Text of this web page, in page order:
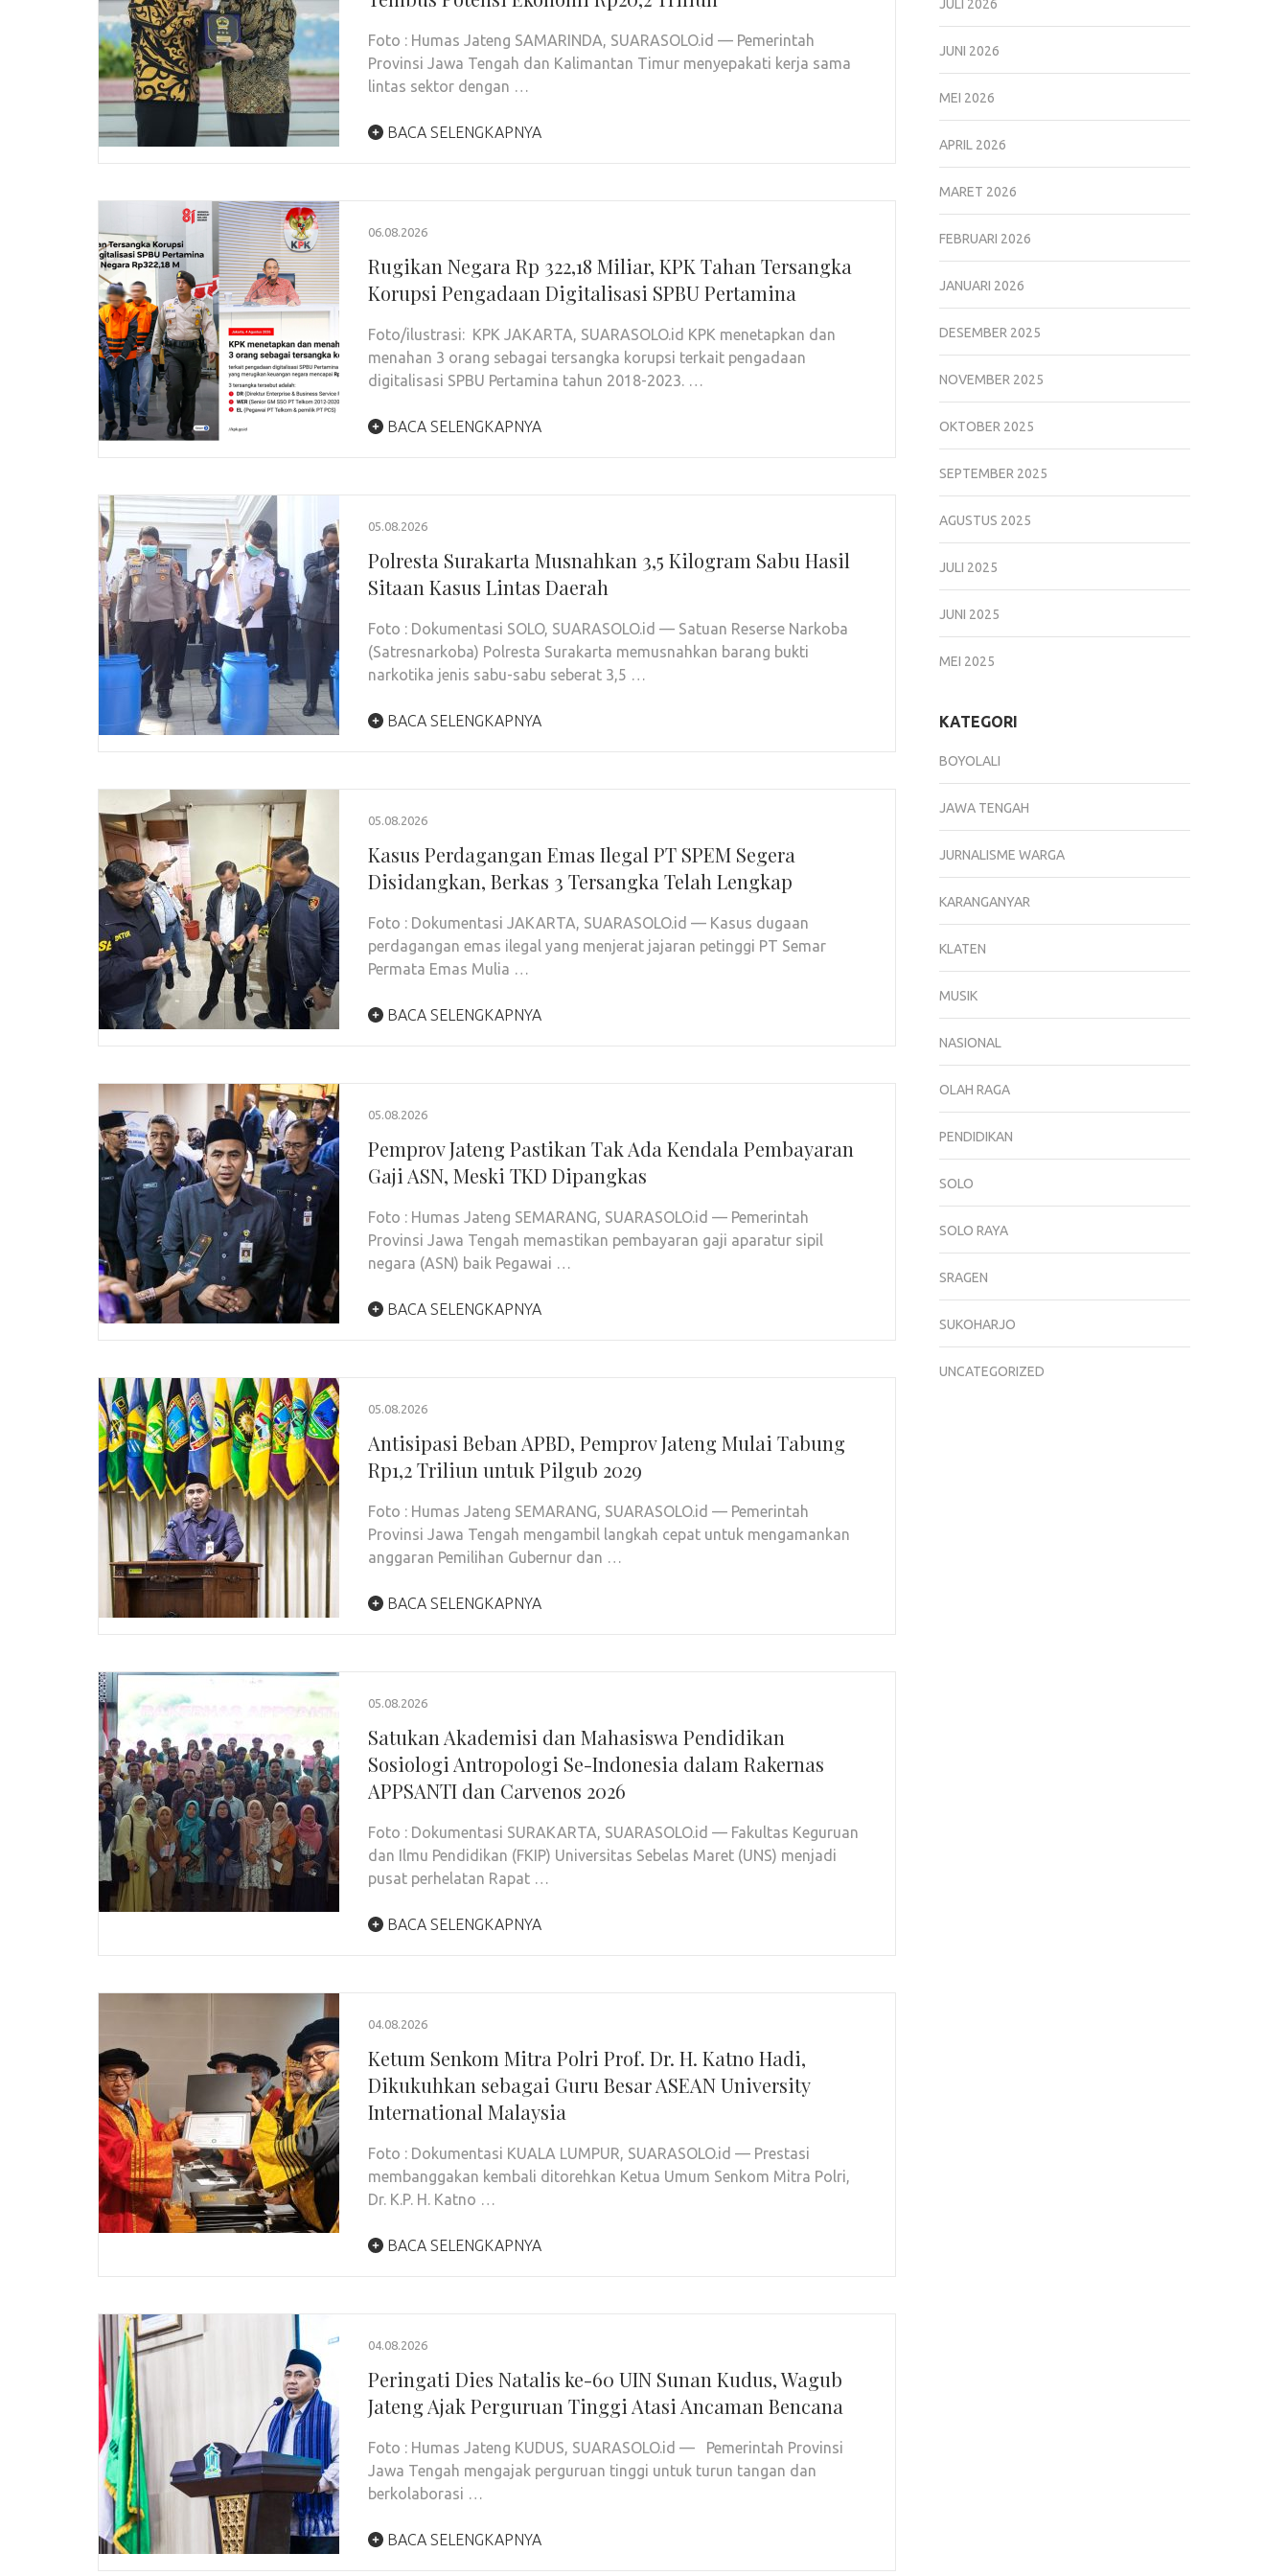
Foto : Humas Jateng SAMARINDA, SUARASOLO.id — Pemerintah
Provinsi Jawa Tengah dan Kalimantan Timur menyepakati kerja sama
lintas sektor dengan …
BACA SELENGKAPNYA
06.08.2026
Rugikan Negara Rp 322,18 Miliar, KPK Tahan Tersangka
Korupsi Pengadaan Digitalisasi SPBU Pertamina
Foto/ilustrasi: KPK JAKARTA, SUARASOLO.id KPK menetapkan dan
menahan 3 orang sebagai tersangka korupsi terkait pengadaan
digitalisasi SPBU Pertamina tahun 2018-2023. …
BACA SELENGKAPNYA
05.08.2026
Polresta Surakarta Musnahkan 3,5 Kilogram Sabu Hasil
Sitaan Kasus Lintas Daerah
Foto : Dokumentasi SOLO, SUARASOLO.id — Satuan Reserse Narkoba
(Satresnarkoba) Polresta Surakarta memusnahkan barang bukti
narkotika jenis sabu-sabu seberat 3,5 …
BACA SELENGKAPNYA
05.08.2026
Kasus Perdagangan Emas Ilegal PT SPEM Segera
Disidangkan, Berkas 3 Tersangka Telah Lengkap
Foto : Dokumentasi JAKARTA, SUARASOLO.id — Kasus dugaan
perdagangan emas ilegal yang menjerat jajaran petinggi PT Semar
Permata Emas Mulia …
BACA SELENGKAPNYA
05.08.2026
Pemprov Jateng Pastikan Tak Ada Kendala Pembayaran
Gaji ASN, Meski TKD Dipangkas
Foto : Humas Jateng SEMARANG, SUARASOLO.id — Pemerintah
Provinsi Jawa Tengah memastikan pembayaran gaji aparatur sipil
negara (ASN) baik Pegawai …
BACA SELENGKAPNYA
05.08.2026
Antisipasi Beban APBD, Pemprov Jateng Mulai Tabung
Rp1,2 Triliun untuk Pilgub 2029
Foto : Humas Jateng SEMARANG, SUARASOLO.id — Pemerintah
Provinsi Jawa Tengah mengambil langkah cepat untuk mengamankan
anggaran Pemilihan Gubernur dan …
BACA SELENGKAPNYA
05.08.2026
Satukan Akademisi dan Mahasiswa Pendidikan
Sosiologi Antropologi Se-Indonesia dalam Rakernas
APPSANTI dan Carvenos 2026
Foto : Dokumentasi SURAKARTA, SUARASOLO.id — Fakultas Keguruan
dan Ilmu Pendidikan (FKIP) Universitas Sebelas Maret (UNS) menjadi
pusat perhelatan Rapat …
BACA SELENGKAPNYA
04.08.2026
Ketum Senkom Mitra Polri Prof. Dr. H. Katno Hadi,
Dikukuhkan sebagai Guru Besar ASEAN University
International Malaysia
Foto : Dokumentasi KUALA LUMPUR, SUARASOLO.id — Prestasi
membanggakan kembali ditorehkan Ketua Umum Senkom Mitra Polri,
Dr. K.P. H. Katno …
BACA SELENGKAPNYA
04.08.2026
Peringati Dies Natalis ke-60 UIN Sunan Kudus, Wagub
Jateng Ajak Perguruan Tinggi Atasi Ancaman Bencana
Foto : Humas Jateng KUDUS, SUARASOLO.id — Pemerintah Provinsi
Jawa Tengah mengajak perguruan tinggi untuk turun tangan dan
berkolaborasi …
BACA SELENGKAPNYA
JULI 2026
JUNI 2026
MEI 2026
APRIL 2026
MARET 2026
FEBRUARI 2026
JANUARI 2026
DESEMBER 2025
NOVEMBER 2025
OKTOBER 2025
SEPTEMBER 2025
AGUSTUS 2025
JULI 2025
JUNI 2025
MEI 2025
KATEGORI
BOYOLALI
JAWA TENGAH
JURNALISME WARGA
KARANGANYAR
KLATEN
MUSIK
NASIONAL
OLAH RAGA
PENDIDIKAN
SOLO
SOLO RAYA
SRAGEN
SUKOHARJO
UNCATEGORIZED